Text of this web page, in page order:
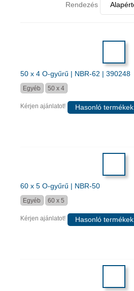
Rendezés
50 x 4 O-gyűrű | NBR-62 | 390248
Egyéb 50 x 4
Kérjen ajánlatot! Hasonló termékek
60 x 5 O-gyűrű | NBR-50
Egyéb 60 x 5
Kérjen ajánlatot! Hasonló termékek